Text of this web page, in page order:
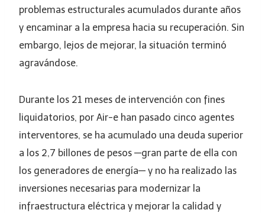
problemas estructurales acumulados durante años
y encaminar a la empresa hacia su recuperación. Sin
embargo, lejos de mejorar, la situación terminó
agravándose.
Durante los 21 meses de intervención con fines
liquidatorios, por Air-e han pasado cinco agentes
interventores, se ha acumulado una deuda superior
a los 2,7 billones de pesos —gran parte de ella con
los generadores de energía— y no ha realizado las
inversiones necesarias para modernizar la
infraestructura eléctrica y mejorar la calidad y